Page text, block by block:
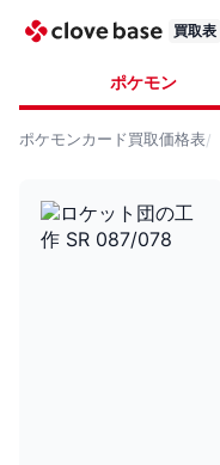
買取表
ポケモン
ポケモンカード買取価格表